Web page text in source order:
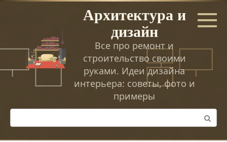
Перейти
Архитектура и
дизайн
Все про ремонт и
строительство своими
руками. Идеи дизайна
интерьера: советы, фото и
примеры
Поиск: